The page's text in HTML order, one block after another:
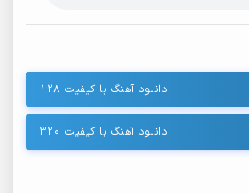
دانلود آهنگ با کیفیت ۱۲۸
دانلود آهنگ با کیفیت ۳۲۰